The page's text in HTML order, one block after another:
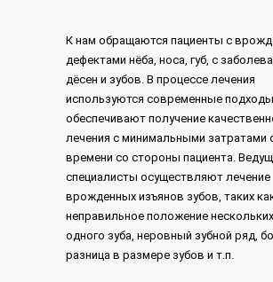
К нам обращаются пациенты с
дефектами нёба, носа, губ, с
дёсен и зубов. В процессе лечения
используются современные
обеспечивают получение
лечения с минимальными затратами
времени со стороны пациента.
специалисты осуществляют лечение
врожденных изъянов зубов, таких
неправильное положение
одного зуба, неровный зубной ряд,
разница в размере зубов и т.п.